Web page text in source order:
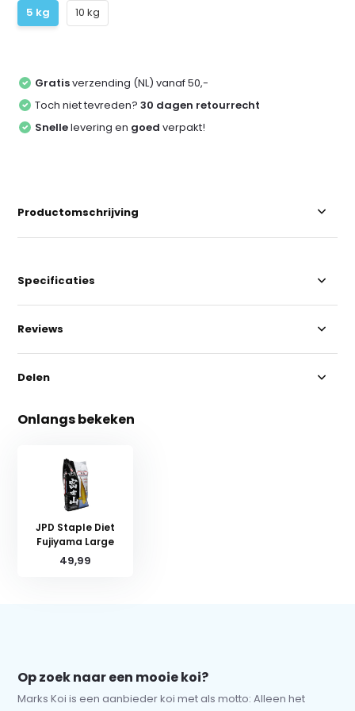
5 kg 10 kg
Gratisverzending (NL) vanaf 50,-
Toch niet tevreden?30 dagen retourrecht
Snellelevering en goed verpakt!
Productomschrijving
Specificaties
Reviews
Delen
Onlangs bekeken
JPD Staple Diet
Fujiyama Large
49,99
Op zoek naar een mooie koi?
Marks Koi is een aanbieder koi met als motto: Alleen het